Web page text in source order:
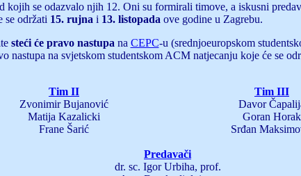
kojih se odazvalo njih 12. Oni su formirali timove, a iskusni
se održati 15. rujna i 13. listopada ove godine u Zagrebu.
steći će pravo nastupa na CEPC-u (srednjoeuropskom
nastupa na svjetskom studentskom ACM natjecanju koje će se
Tim II
Zvonimir Bujanović
Matija Kazalicki
Frane Šarić
Tim III
Davor
Goran Horak
Srđan
Predavači
dr. sc. Igor Urbiha, prof.